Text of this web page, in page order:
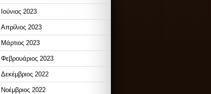
Ιούνιος 2023
Απρίλιος 2023
Μάρτιος 2023
Φεβρουάριος 2023
Δεκέμβριος 2022
Νοέμβριος 2022